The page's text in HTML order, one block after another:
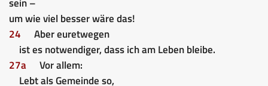
um wie viel besser wäre das!
24
Aber euretwegen
ist es notwendiger, dass ich am Leben bleibe.
27a
Vor allem:
Lebt als Gemeinde so,